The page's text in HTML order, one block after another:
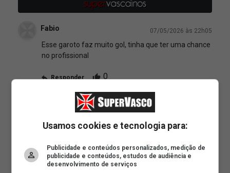
Usamos cookies e tecnologia para:
Publicidade e conteúdos personalizados, medição de
publicidade e conteúdos, estudos de audiência e
desenvolvimento de serviços